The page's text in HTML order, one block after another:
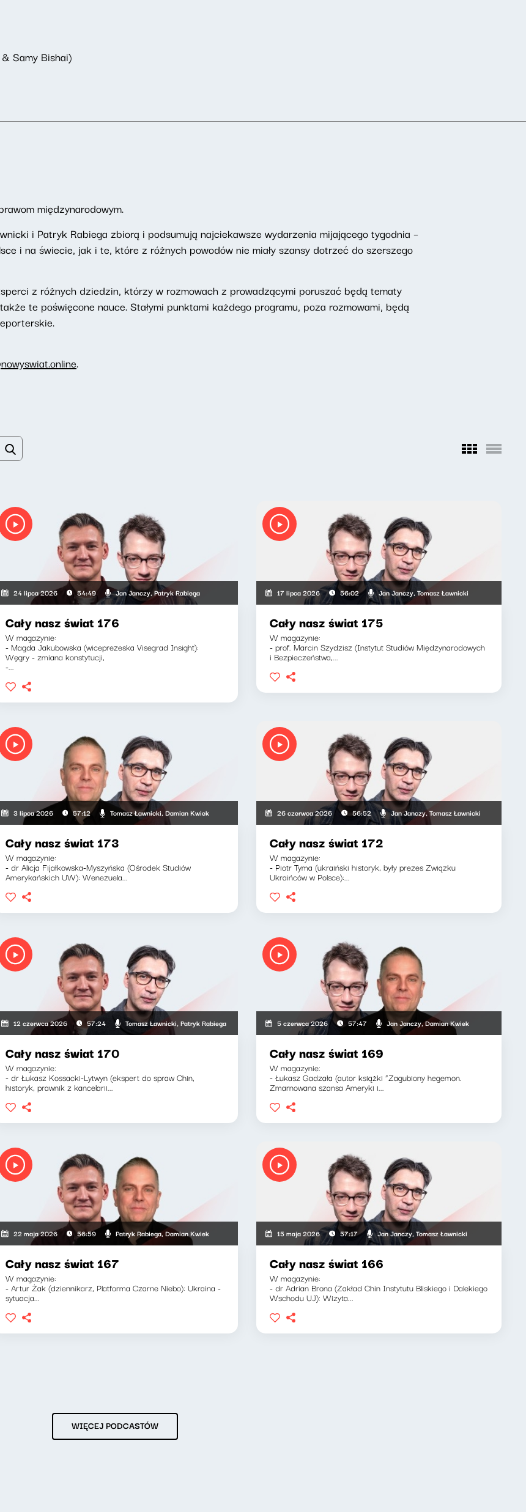
Samy Bishai)
międzynarodowym.
i Patryk Rabiega zbiorą i podsumują najciekawsze wydarzenia mijającego tygodnia –
i na świecie, jak i te, które z różnych powodów nie miały szansy dotrzeć do szerszego
z różnych dziedzin, którzy w rozmowach z prowadzącymi poruszać będą tematy
te poświęcone nauce. Stałymi punktami każdego programu, poza rozmowami, będą
.
24 lipca 2026 54:49 Jan Janczy, Patryk Rabiega
Cały nasz świat 176
W magazynie:
- Magda Jakubowska (wiceprezeska Visegrad Insight):
Węgry - zmiana konstytucji,
-...
17 lipca 2026 56:02 Jan Janczy, Tomasz Ławnicki
Cały nasz świat 175
W magazynie:
- prof. Marcin Szydzisz (Instytut Studiów Międzynarodowych
i Bezpieczeństwa,...
3 lipca 2026 57:12 Tomasz Ławnicki, Damian Kwiek
Cały nasz świat 173
W magazynie:
- dr Alicja Fijałkowska-Myszyńska (Ośrodek Studiów
Amerykańskich UW): Wenezuela...
26 czerwca 2026 56:52 Jan Janczy, Tomasz Ławnicki
Cały nasz świat 172
W magazynie:
- Piotr Tyma (ukraiński historyk, były prezes Związku
Ukraińców w Polsce):...
12 czerwca 2026 57:24 Tomasz Ławnicki, Patryk Rabiega
Cały nasz świat 170
W magazynie:
- dr Łukasz Kossacki-Lytwyn (ekspert do spraw Chin,
historyk, prawnik z kancelarii...
5 czerwca 2026 57:47 Jan Janczy, Damian Kwiek
Cały nasz świat 169
W magazynie:
- Łukasz Gadzała (autor książki “Zagubiony hegemon.
Zmarnowana szansa Ameryki i...
22 maja 2026 56:59 Patryk Rabiega, Damian Kwiek
Cały nasz świat 167
W magazynie:
- Artur Żak (dziennikarz, Platforma Czarne Niebo): Ukraina -
sytuacja...
15 maja 2026 57:17 Jan Janczy, Tomasz Ławnicki
Cały nasz świat 166
W magazynie:
- dr Adrian Brona (Zakład Chin Instytutu Bliskiego i Dalekiego
Wschodu UJ): Wizyta...
WIĘCEJ PODCASTÓW